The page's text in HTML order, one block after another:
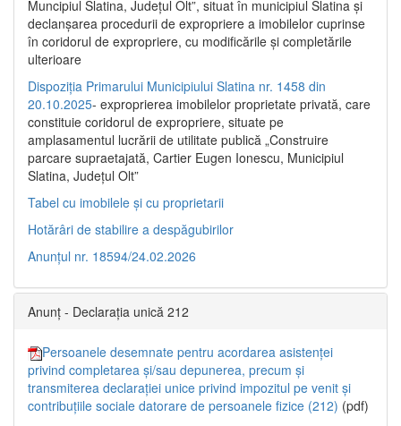
Muncipiul Slatina, Judeţul Olt”, situat în municipiul Slatina şi
declanşarea procedurii de expropriere a imobilelor cuprinse
în coridorul de expropriere, cu modificările şi completările
ulterioare
Dispoziția Primarului Municipiului Slatina nr. 1458 din
20.10.2025- exproprierea imobilelor proprietate privată, care
constituie coridorul de expropriere, situate pe
amplasamentul lucrării de utilitate publică „Construire
parcare supraetajată, Cartier Eugen Ionescu, Municipiul
Slatina, Județul Olt”
Tabel cu imobilele și cu proprietarii
Hotărâri de stabilire a despăgubirilor
Anunțul nr. 18594/24.02.2026
Anunț - Declarația unică 212
Persoanele desemnate pentru acordarea asistenței
privind completarea și/sau depunerea, precum și
transmiterea declarației unice privind impozitul pe venit și
contribuțiile sociale datorare de persoanele fizice (212) (pdf)